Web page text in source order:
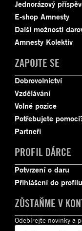
Jednorázový
E-shop Amnesty
Další možnosti
Amnesty Kolektiv
ZAPOJTE SE
Dobrovolnictví
Vzdělávání
Volné pozice
Potřebujete
Partneři
PROFIL DÁRCE
Potvrzení o daru
Přihlášení do
ZŮSTAŇME V
Odebírejte novinky a